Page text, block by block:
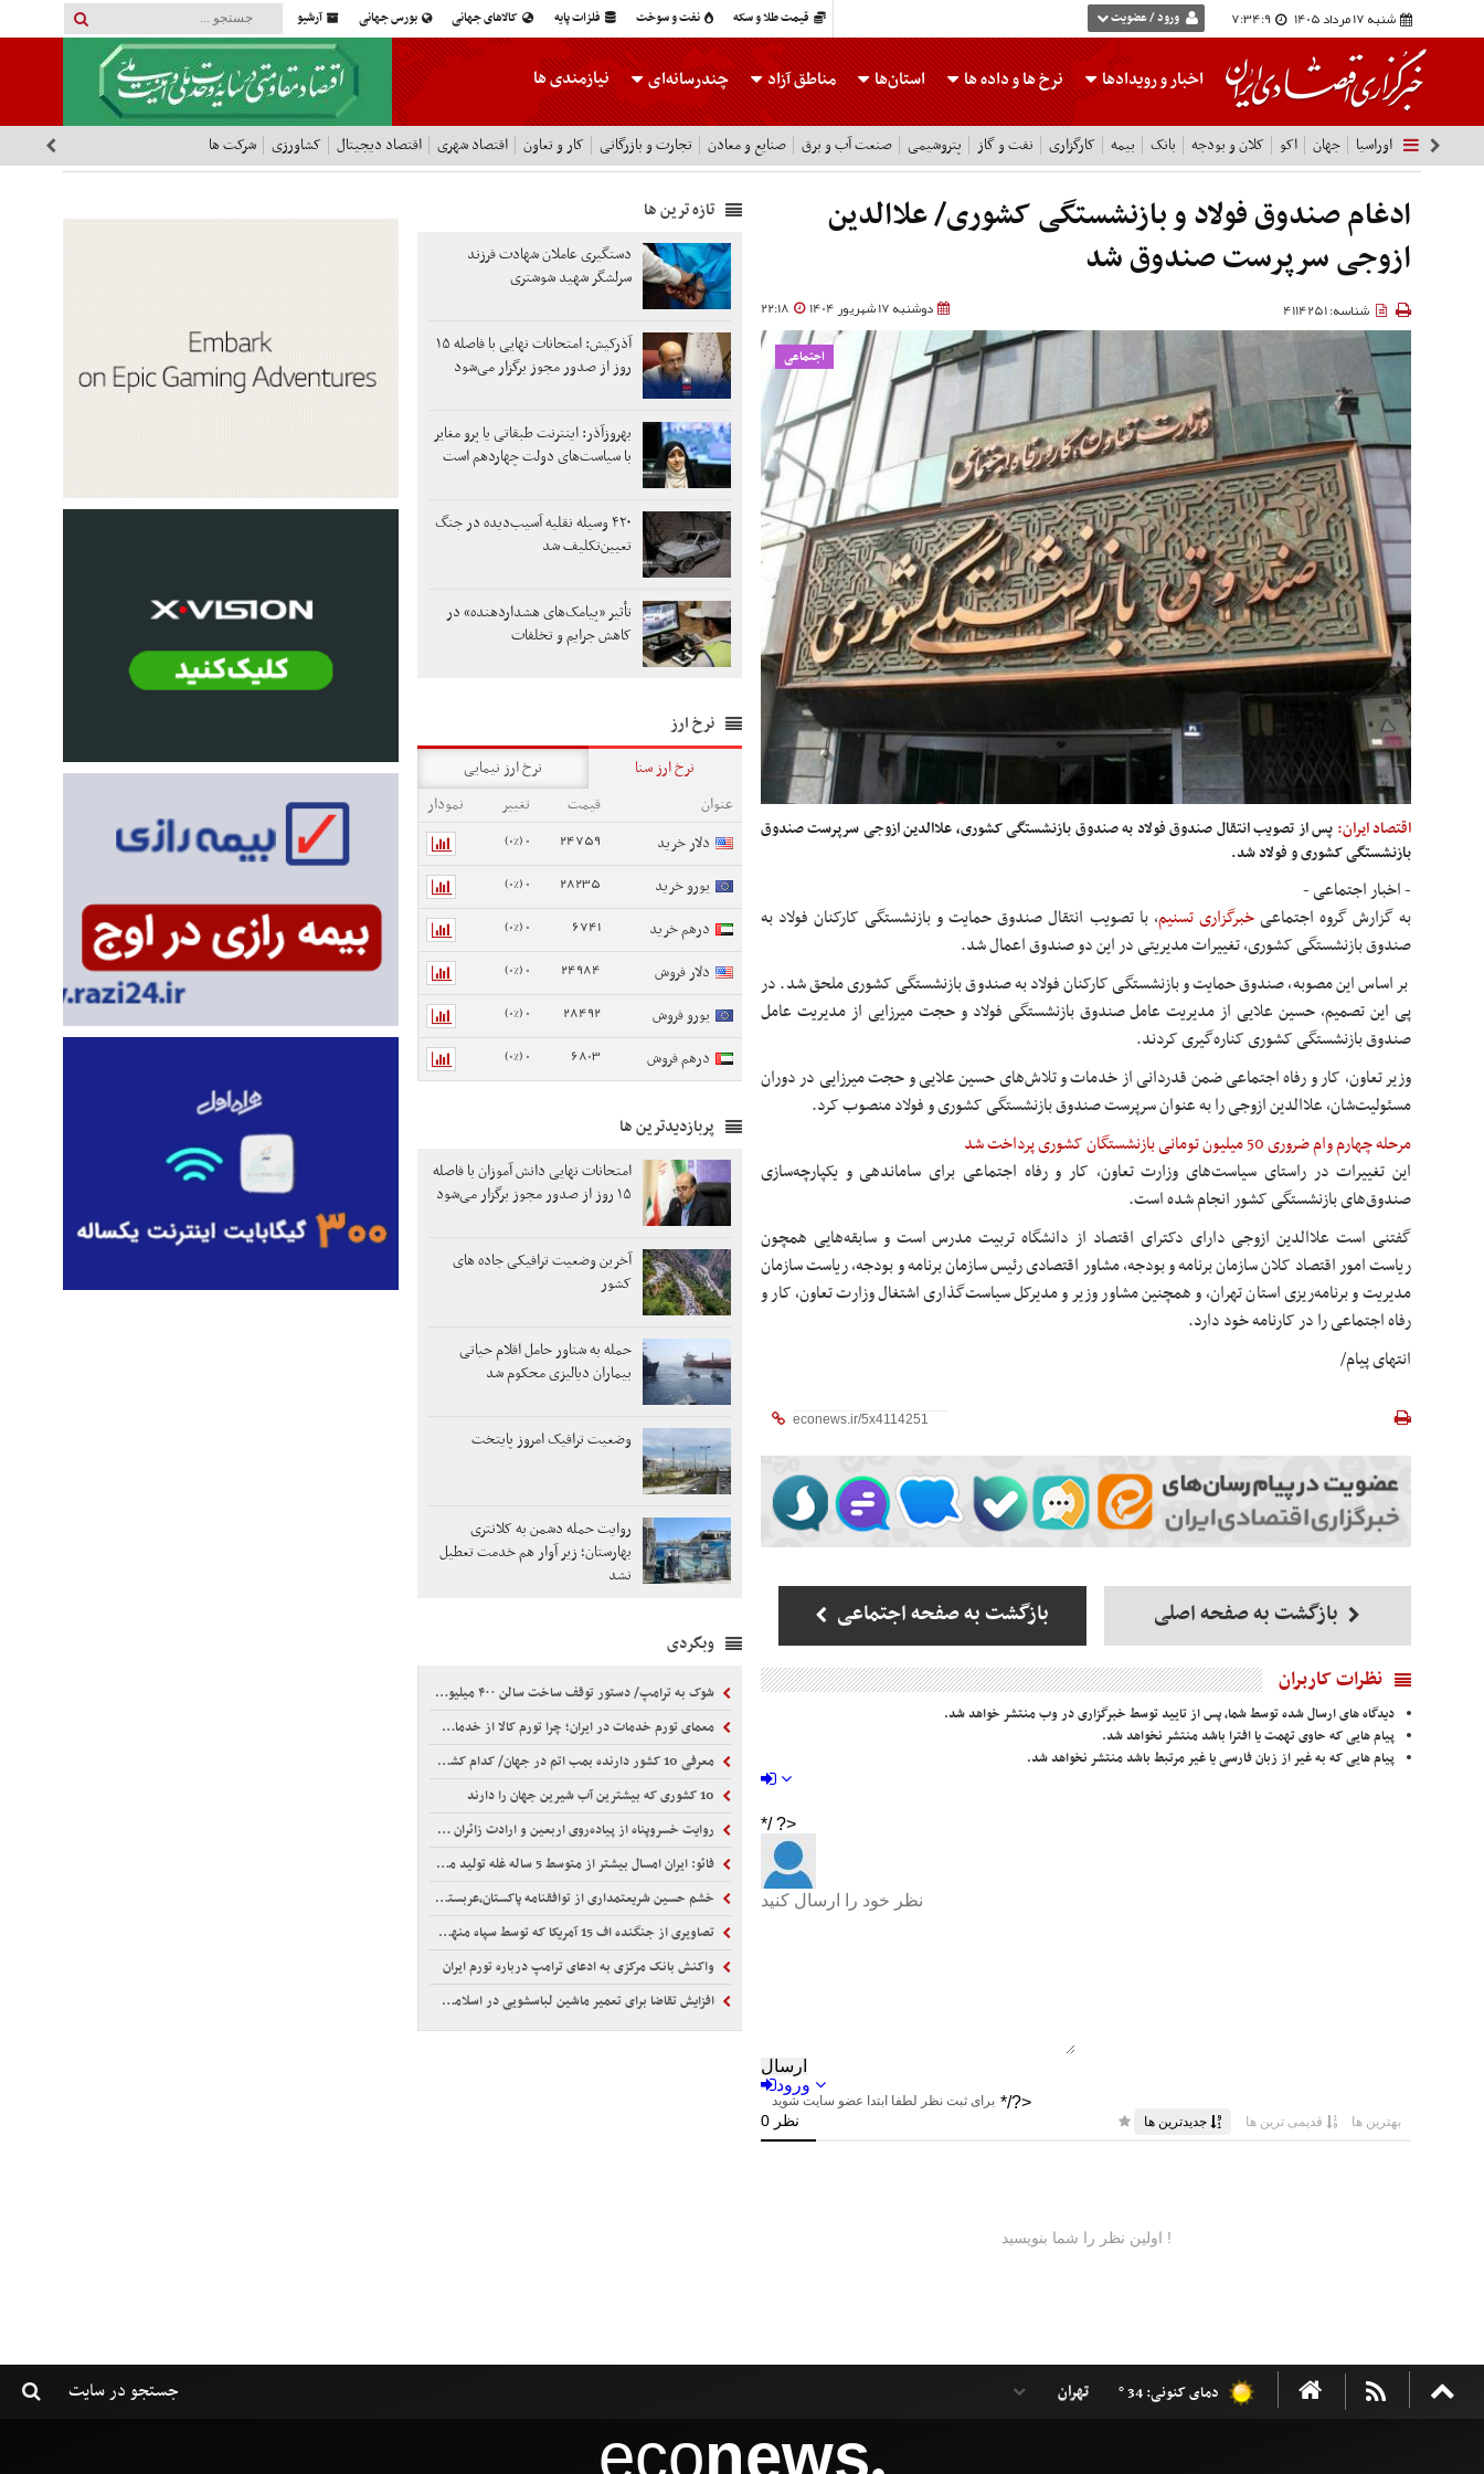
قیمت طلا و سکه نفت و سوخت فلزات پایه کالاهای جهانی بورس جهانی آرشیو شنبه 17 مرداد 1405 7:34:10 ورود / عضویت
اخبار و رویدادها نرخ هاو داده ها استان‌ها مناطق آزاد چندرسانه‌ای نیازمندی ها
اوراسیا جهان اکو کلان و بودجه بانک بیمه کارگزاری نفت و گاز پتروشیمی صنعت آب و برق صنایع و معادن تجارت و بازرگانی کار و تعاون اقتصاد شهری اقتصاد دیجیتال کشاورزی شرکت ها
ادغام صندوق فولاد و بازنشستگی کشوری/ علاالدین
ازوجی سرپرست صندوق شد
دوشنبه 17 شهریور 1404 22:18 شناسه: 4114251
اجتماعی
اقتصاد ایران: پس از تصویب انتقال صندوق فولاد به صندوق بازنشستگی کشوری، علاالدین ازوجی سرپرست صندوق
بازنشستگی کشوری و فولاد شد.
- اخبار اجتماعی -
به گزارش گروه اجتماعیخبرگزاری تسنیم، با تصویب انتقال صندوق حمایت و بازنشستگی کارکنان فولاد به
صندوق بازنشستگی کشوری، تغییرات مدیریتی در این دو صندوق اعمال شد.
بر اساس این مصوبه، صندوق حمایت و بازنشستگی کارکنان فولاد به صندوق بازنشستگی کشوری ملحق شد. در
پی این تصمیم، حسین علایی از مدیریت عامل صندوق بازنشستگی فولاد و حجت میرزایی از مدیریت عامل
صندوق بازنشستگی کشوری کناره‌گیری کردند.
وزیر تعاون، کار و رفاه اجتماعی ضمن قدردانی از خدمات و تلاش‌های حسین علایی و حجت میرزایی در دوران
مسئولیت‌شان، علاالدین ازوجی را به عنوان سرپرست صندوق بازنشستگی کشوری و فولاد منصوب کرد.
مرحله چهارم وام ضروری 50 میلیون تومانی بازنشستگان کشوری پرداخت شد
این تغییرات در راستای سیاست‌های وزارت تعاون، کار و رفاه اجتماعی برای ساماندهی و یکپارچه‌سازی
صندوق‌های بازنشستگی کشور انجام شده است.
گفتنی است علاالدین ازوجی دارای دکترای اقتصاد از دانشگاه تربیت مدرس است و سابقه‌هایی همچون
ریاست امور اقتصاد کلان سازمان برنامه و بودجه، مشاور اقتصادی رئیس سازمان برنامه و بودجه، ریاست سازمان
مدیریت و برنامه‌ریزی استان تهران، و همچنین مشاور وزیر و مدیرکل سیاست‌گذاری اشتغال وزارت تعاون، کار و
رفاه اجتماعی را در کارنامه خود دارد.
انتهای پیام/
بازگشت به صفحه اصلی بازگشت به صفحه اجتماعی
نظرات کاربران
دیدگاه های ارسال شده توسط شما، پس از تایید توسط خبرگزاری در وب منتشر خواهد شد.
پیام هایی که حاوی تهمت یا افترا باشد منتشر نخواهد شد.
پیام هایی که به غیر از زبان فارسی یا غیر مرتبط باشد منتشر نخواهد شد.
تازه ترین ها
دستگیری عاملان شهادت فرزند
سرلشگر شهید شوشتری
آذرکیش: امتحانات نهایی با فاصله ۱۵
روز از صدور مجوز برگزار می‌شود
بهروزآذر: اینترنت طبقاتی یا پرو مغایر
با سیاست‌های دولت چهاردهم است
۴۲۰ وسیله نقلیه آسیب‌دیده در جنگ
تعیین‌تکلیف شد
تأثیر «پیامک‌های هشداردهنده» در
کاهش جرایم و تخلفات
نرخ ارز
نرخ ارز سنا
نرخ ارز نیمایی
عنوان
قیمت تغییر
نمودار
دلار خرید
24759
0 (0%)
یورو خرید 28235
0 (0%)
درهم خرید 6741
0 (0%)
دلار فروش 24984
0 (0%)
یورو فروش 28492
0 (0%)
درهم فروش 6803
0 (0%)
پربازدیدترین ها
امتحانات نهایی دانش آموزان با فاصله
۱۵ روز از صدور مجوز برگزار می‌شود
آخرین وضعیت ترافیکی جاده های
کشور
حمله به شناور حامل اقلام حیاتی
بیماران دیالیزی محکوم شد
وضعیت ترافیک امروز پایتخت
روایت حمله دشمن به کلانتری
بهارستان؛ زیر آوار هم خدمت تعطیل
نشد
وبگردی
شوک به ترامپ/ دستور توقف ساخت سالن ۴۰۰ میلیون دلاری صادر شد
معمای تورم خدمات در ایران؛ چرا تورم کالا از خدمات سبقت گرفته است؟
معرفی 10 کشور دارنده بمب اتم در جهان/ کدام کشور بیشترین بمب اتم را دارد؟ + اینفوگرافی
روایت خسروپناه از پیاده‌روی اربعین و ارادت زائران عراقی به رهبر شهید
فائو: ایران امسال بیشتر از متوسط 5 ساله غله تولید می‌کند
خشم حسین شریعتمداری از توافقنامه پاکستان،عربستان و ترکیه/ آیا پاکستان شایسته میانجیگری است؟!
تصاویری از جنگنده اف 15 آمریکا که توسط سپاه منهدم شد/ هواگردهای شکارشده آمریکا و اسرائیل هم به نمایش درآمد
واکنش بانک مرکزی به ادعای ترامپ درباره تورم ایران
افزایش تقاضا برای تعمیر ماشین لباسشویی در اسلامشهر با خدمات در محل
دمای کنونی: 34 °
econews